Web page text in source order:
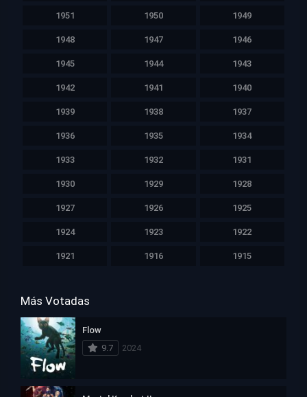
1951 1950 1949
1948 1947 1946
1945 1944 1943
1942 1941 1940
1939 1938 1937
1936 1935 1934
1933 1932 1931
1930 1929 1928
1927 1926 1925
1924 1923 1922
1921 1916 1915
Más Votadas
Flow
9.7
2024